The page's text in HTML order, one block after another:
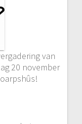
van
20 november